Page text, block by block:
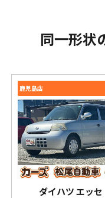
同一形状
鹿児島店
ダイハツエッセ